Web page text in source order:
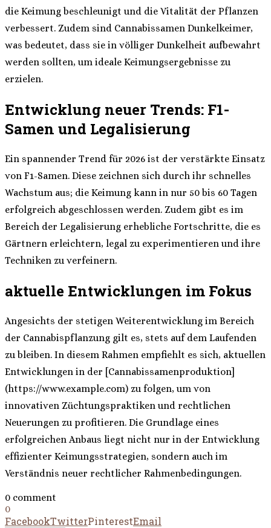
die Keimung beschleunigt und die Vitalität der Pflanzen
verbessert. Zudem sind Cannabissamen Dunkelkeimer,
was bedeutet, dass sie in völliger Dunkelheit aufbewahrt
werden sollten, um ideale Keimungsergebnisse zu
erzielen.
Entwicklung neuer Trends: F1-
Samen und Legalisierung
Ein spannender Trend für 2026 ist der verstärkte Einsatz
von F1-Samen. Diese zeichnen sich durch ihr schnelles
Wachstum aus; die Keimung kann in nur 50 bis 60 Tagen
erfolgreich abgeschlossen werden. Zudem gibt es im
Bereich der Legalisierung erhebliche Fortschritte, die es
Gärtnern erleichtern, legal zu experimentieren und ihre
Techniken zu verfeinern.
aktuelle Entwicklungen im Fokus
Angesichts der stetigen Weiterentwicklung im Bereich
der Cannabispflanzung gilt es, stets auf dem Laufenden
zu bleiben. In diesem Rahmen empfiehlt es sich, aktuellen
Entwicklungen in der [Cannabissamenproduktion]
(https://www.example.com) zu folgen, um von
innovativen Züchtungspraktiken und rechtlichen
Neuerungen zu profitieren. Die Grundlage eines
erfolgreichen Anbaus liegt nicht nur in der Entwicklung
effizienter Keimungsstrategien, sondern auch im
Verständnis neuer rechtlicher Rahmenbedingungen.
0 comment
0
FacebookTwitterPinterestEmail